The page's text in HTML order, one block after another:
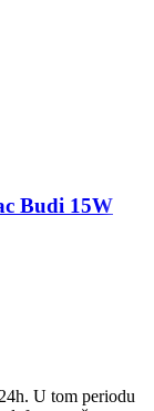
Budi 15W
U tom periodu